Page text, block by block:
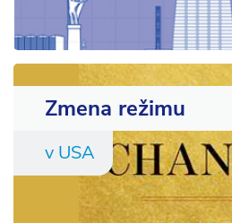
Zmena režimu
v USA